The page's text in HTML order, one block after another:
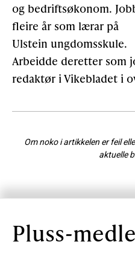
og bedriftsøkonom.
fleire år som lærar på
Ulstein ungdomsskule.
Arbeidde deretter som
redaktør i Vikebladet i
Om noko i artikkelen er feil
aktuelle
Pluss-